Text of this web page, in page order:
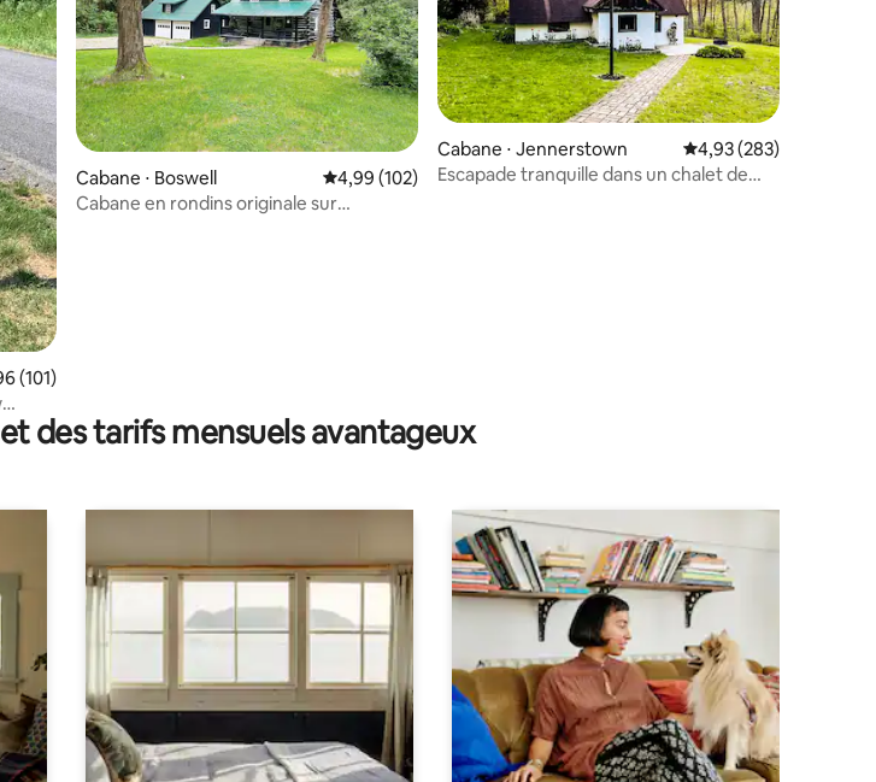
: 5 sur 5
moyenne sur la base de 101 commentaires : 4,96 sur 5
(101)
Cabane ⋅ Boswell Évaluation moyenne sur la base de 102 commentaires : 4,99 sur 5
4,99 (102)
Cabane en rondins originale sur
Cabane ⋅ Jennerstown Évaluation moyenne
4,93 (283)
Escapade tranquille dans un chalet de
des tarifs mensuels avantageux